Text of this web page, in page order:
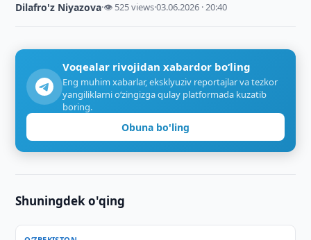
Dilafro'z Niyazova·👁 525 views·03.06.2026 · 20:40
Voqealar rivojidan xabardor bo‘ling
Eng muhim xabarlar, eksklyuziv reportajlar va tezkor
yangiliklarni o‘zingizga qulay platformada kuzatib
boring.
Obuna bo'ling
Shuningdek o'qing